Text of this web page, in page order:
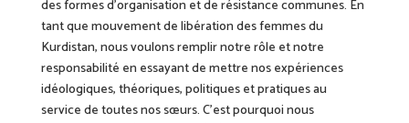
des formes d’organisation et de résistance communes. En
tant que mouvement de libération des femmes du
Kurdistan, nousvoulonsremplir notre rôle et notre
responsabilité en essayant de mettre nos expériences
idéologiques, théoriques, politiques et pratiques au
service de toutes nos sœurs. C’est pourquoi nous